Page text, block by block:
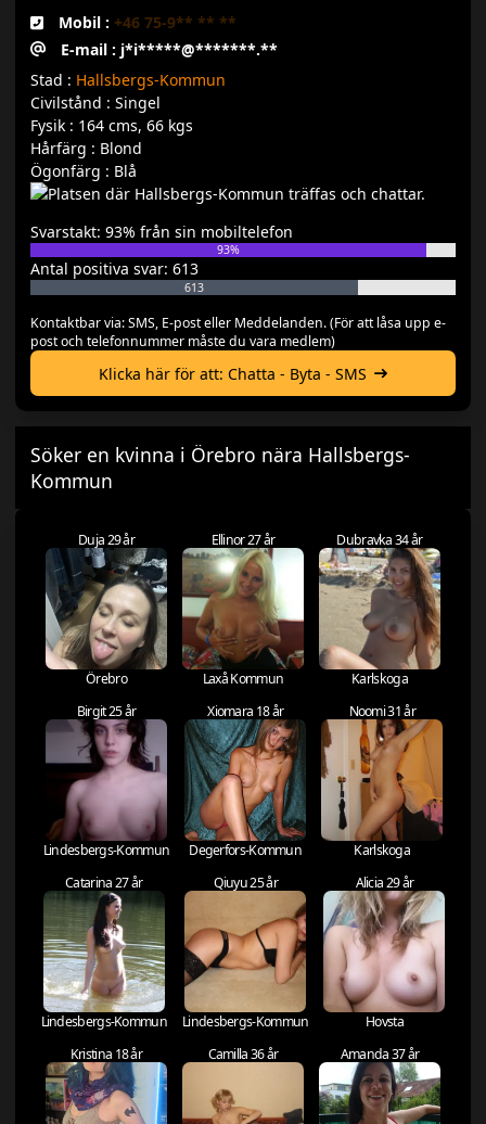
Mobil : +46 75-9** ** **
E-mail : j*i*****@*******.**
Stad : Hallsbergs-Kommun
Civilstånd : Singel
Fysik : 164 cms, 66 kgs
Hårfärg : Blond
Ögonfärg : Blå
Svarstakt: 93% från sin mobiltelefon
93%
Antal positiva svar: 613
613
Kontaktbar via: SMS, E-post eller Meddelanden. (För att låsa upp e-
post och telefonnummer måste du vara medlem)
Klicka här för att: Chatta - Byta - SMS
Söker en kvinna i Örebro nära Hallsbergs-
Kommun
Duja 29 år
Örebro
Ellinor 27 år
Laxå Kommun
Dubravka 34 år
Karlskoga
Birgit 25 år
Lindesbergs-Kommun
Xiomara 18 år
Degerfors-Kommun
Noomi 31 år
Karlskoga
Catarina 27 år
Lindesbergs-Kommun
Qiuyu 25 år
Lindesbergs-Kommun
Alicia 29 år
Hovsta
Kristina 18 år
Camilla 36 år Amanda 37 år